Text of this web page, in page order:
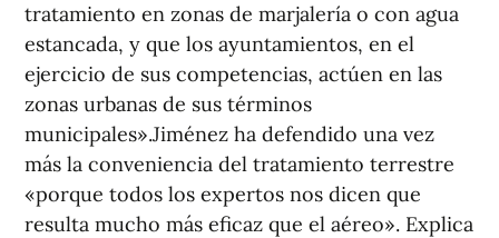
tratamiento en zonas de marjalería o con agua
estancada, y que los ayuntamientos, en el
ejercicio de sus competencias, actúen en las
zonas urbanas de sus términos
municipales».Jiménez ha defendido una vez
más la conveniencia del tratamiento terrestre
«porque todos los expertos nos dicen que
resulta mucho más eficaz que el aéreo». Explica